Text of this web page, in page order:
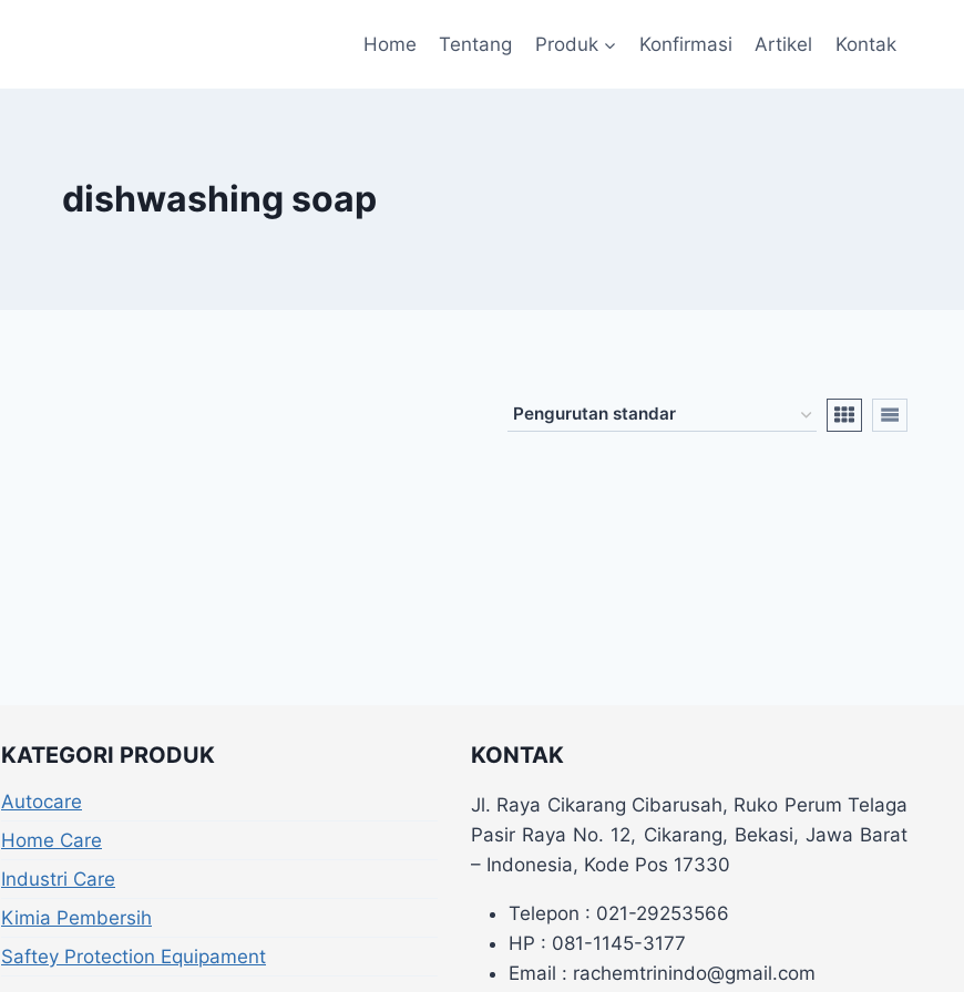
Home Tentang Produk Konfirmasi Artikel Kontak
dishwashing soap
KATEGORI PRODUK
Autocare
Home Care
Industri Care
Kimia Pembersih
Saftey Protection Equipament
KONTAK
Jl. Raya Cikarang Cibarusah, Ruko Perum Telaga
Pasir Raya No. 12, Cikarang, Bekasi, Jawa Barat
– Indonesia, Kode Pos 17330
Telepon : 021-29253566
HP : 081-1145-3177
Email : rachemtrinindo@gmail.com